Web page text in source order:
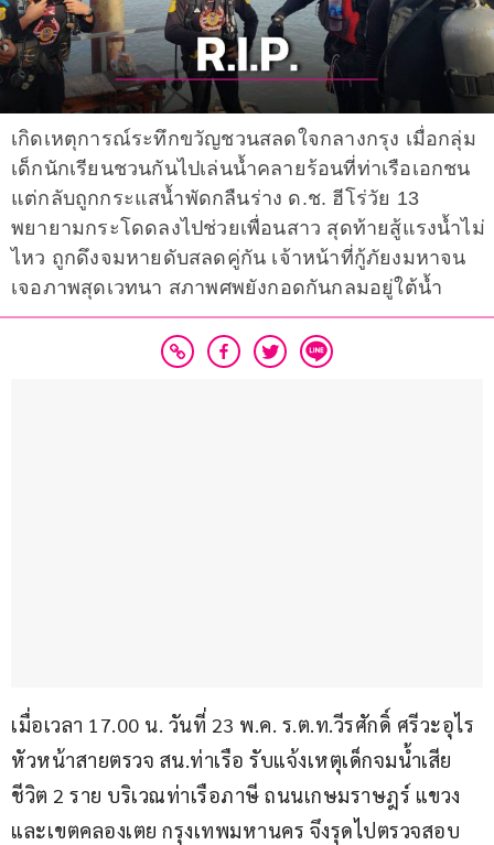
เกิดเหตุการณ์ระทึกขวัญชวนสลดใจกลางกรุง เมื่อกลุ่ม
เด็กนักเรียนชวนกันไปเล่นน้ำคลายร้อนที่ท่าเรือเอกชน
แต่กลับถูกกระแสน้ำพัดกลืนร่าง ด.ช. ฮีโร่วัย 13
พยายามกระโดดลงไปช่วยเพื่อนสาว สุดท้ายสู้แรงน้ำไม่
ไหว ถูกดึงจมหายดับสลดคู่กัน เจ้าหน้าที่กู้ภัยงมหาจน
เจอภาพสุดเวทนา สภาพศพยังกอดกันกลมอยู่ใต้น้ำ
เมื่อเวลา 17.00 น. วันที่ 23 พ.ค. ร.ต.ท.วีรศักดิ์ ศรีวะอุไร
หัวหน้าสายตรวจ สน.ท่าเรือ รับแจ้งเหตุเด็กจมน้ำเสีย
ชีวิต 2 ราย บริเวณท่าเรือภาษี ถนนเกษมราษฎร์ แขวง
และเขตคลองเตย กรุงเทพมหานคร จึงรุดไปตรวจสอบ